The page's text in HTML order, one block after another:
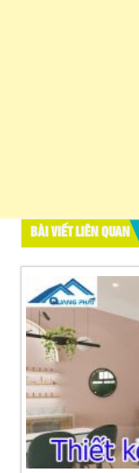
BÀI VIẾT LIÊN QUAN